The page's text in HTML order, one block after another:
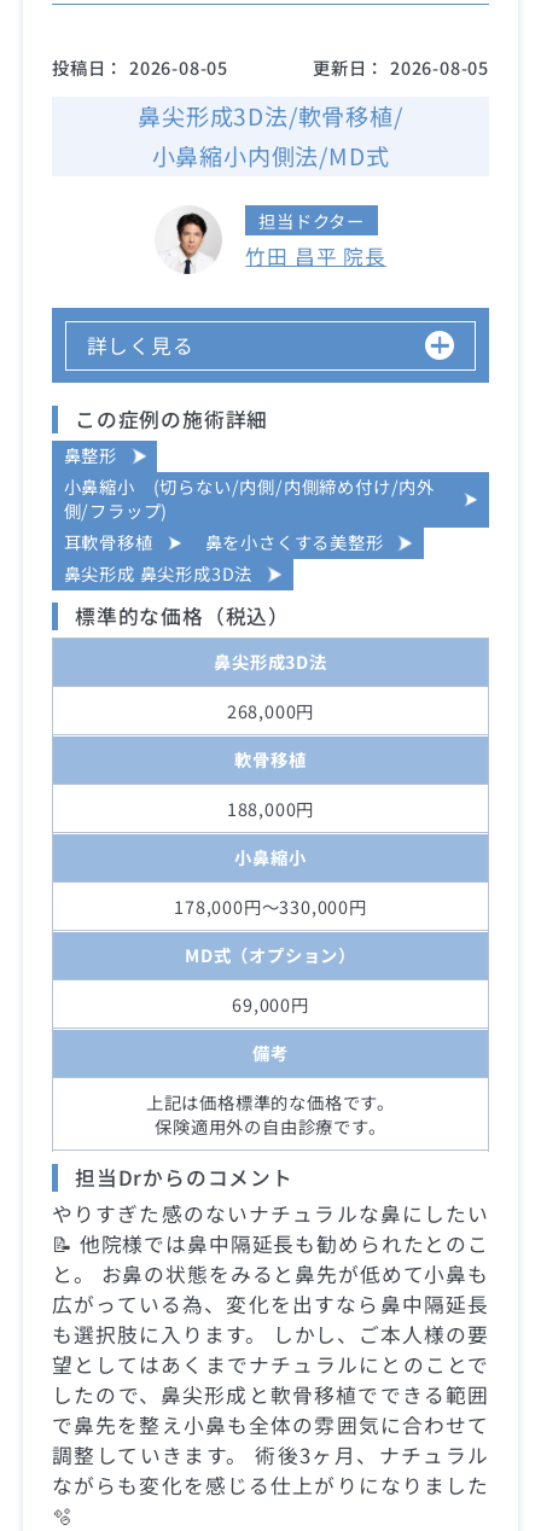
投稿日： 2026-08-05 更新日： 2026-08-05
鼻尖形成3D法/軟骨移植/
小鼻縮小内側法/MD式
担当ドクター
竹田 昌平 院長
詳しく見る
この症例の施術詳細
鼻整形
小鼻縮小 (切らない/内側/内側締め付け/内外
側/フラップ)
耳軟骨移植
鼻を小さくする美整形
鼻尖形成 鼻尖形成3D法
標準的な価格（税込）
鼻尖形成3D法
268,000円
軟骨移植
188,000円
小鼻縮小
178,000円～330,000円
MD式（オプション）
69,000円
備考
上記は価格標準的な価格です。
保険適用外の自由診療です。
担当Drからのコメント
やりすぎた感のないナチュラルな鼻にしたい
📝 他院様では鼻中隔延長も勧められたとのこ
と。 お鼻の状態をみると鼻先が低めて小鼻も
広がっている為、変化を出すなら鼻中隔延長
も選択肢に入ります。 しかし、ご本人様の要
望としてはあくまでナチュラルにとのことで
したので、鼻尖形成と軟骨移植でできる範囲
で鼻先を整え小鼻も全体の雰囲気に合わせて
調整していきます。 術後3ヶ月、ナチュラル
ながらも変化を感じる仕上がりになりました
🫧